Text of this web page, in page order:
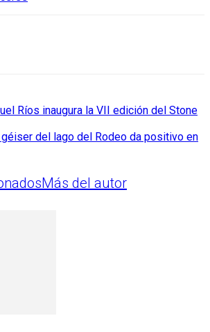
Ríos inaugura la VII edición del Stone
géiser del lago del Rodeo da positivo en
Más del autor